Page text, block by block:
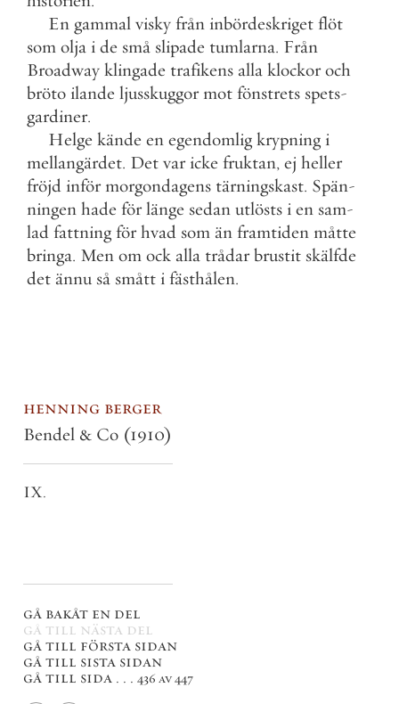
En gammal visky från inbördeskriget flöt
som olja i de små slipade tumlarna. Från
Broadway klingade trafikens alla klockor och
bröto ilande ljusskuggor mot fönstrets spets-
gardiner.
Helge kände en egendomlig krypning i
mellangärdet. Det var icke fruktan, ej heller
fröjd inför morgondagens tärningskast. Spän-
ningen hade för länge sedan utlösts i en sam-
lad fattning för hvad som än framtiden måtte
bringa. Men om ock alla trådar brustit skälfde
det ännu så smått i fästhålen.
henning berger
Bendel & Co (1910)
IX.
gå bakåt en del
gå till nästa del
gå till första sidan
gå till sista sidan
gå till sida . . . 436 av 447